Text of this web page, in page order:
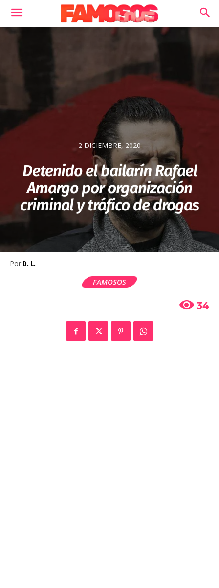
2 DICIEMBRE, 2020
Detenido el bailarín Rafael
Amargo por organización
criminal y tráfico de drogas
Por D. L.
FAMOSOS
34